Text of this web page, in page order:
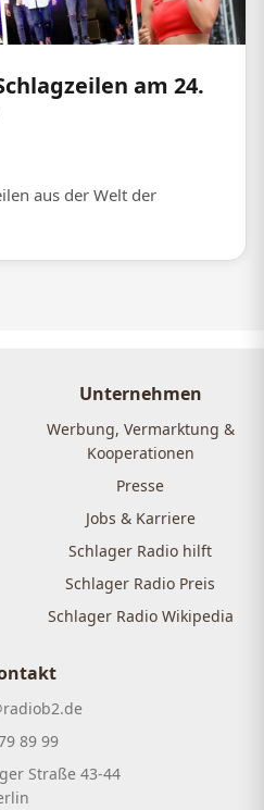
am 24.
aus der Welt der
Unternehmen
Werbung, Vermarktung &
Kooperationen
Presse
Jobs & Karriere
Schlager Radio hilft
Schlager Radio Preis
Schlager Radio Wikipedia
89 99
Straße 43-44